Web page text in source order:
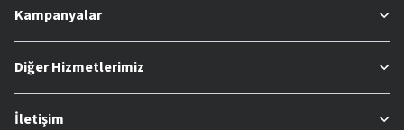
Kampanyalar
Diğer Hizmetlerimiz
İletişim